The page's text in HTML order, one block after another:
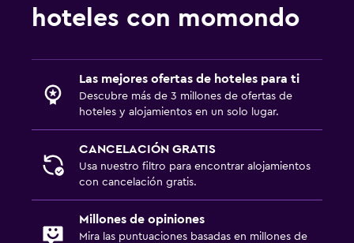
hoteles con momondo
Las mejores ofertas de hoteles para ti
Descubre más de 3 millones de ofertas de
hoteles y alojamientos en un solo lugar.
CANCELACIÓN GRATIS
Usa nuestro filtro para encontrar alojamientos
con cancelación gratis.
Millones de opiniones
Mira las puntuaciones basadas en millones de